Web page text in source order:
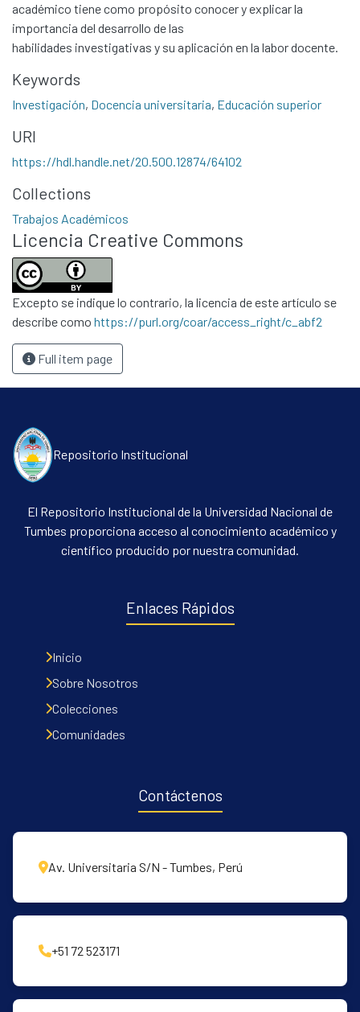
Communities & Collections
Políticas
académico tiene como propósito conocer y explicar la
importancia del desarrollo de las
habilidades investigativas y su aplicación en la labor docente.
Keywords
Investigación, Docencia universitaria, Educación superior
URI
https://hdl.handle.net/20.500.12874/64102
Collections
Trabajos Académicos
Licencia Creative Commons
Excepto se indique lo contrario, la licencia de este artículo se
describe como https://purl.org/coar/access_right/c_abf2
Full item page
Repositorio Institucional
El Repositorio Institucional de la Universidad Nacional de
Tumbes proporciona acceso al conocimiento académico y
científico producido por nuestra comunidad.
Enlaces Rápidos
Inicio
Sobre Nosotros
Colecciones
Comunidades
Contáctenos
Av. Universitaria S/N - Tumbes, Perú
+51 72 523171